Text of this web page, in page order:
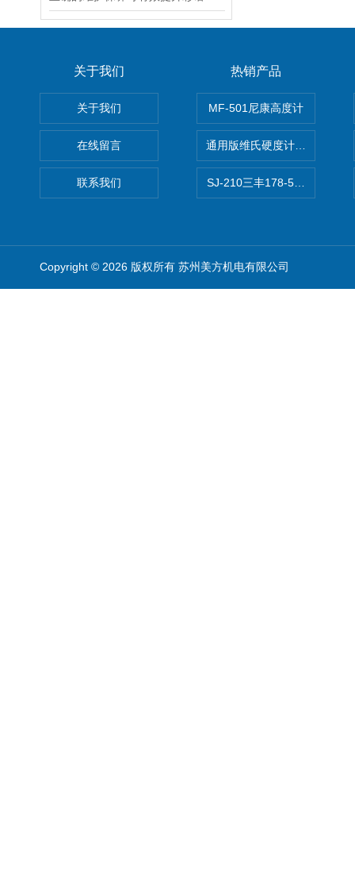
关于我们
关于我们
在线留言
联系我们
热销产品
MF-501尼康高度计
通用版维氏硬度计软件 自动
SJ-210三丰178-560-11DC粗
Copyright © 2026 版权所有 苏州美方机电有限公司